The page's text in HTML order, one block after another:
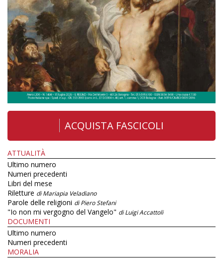
ACQUISTA FASCICOLI
ATTUALITÀ
Ultimo numero
Numeri precedenti
Libri del mese
Riletture di Mariapia Veladiano
Parole delle religioni di Piero Stefani
"Io non mi vergogno del Vangelo" di Luigi Accattoli
DOCUMENTI
Ultimo numero
Numeri precedenti
MORALIA